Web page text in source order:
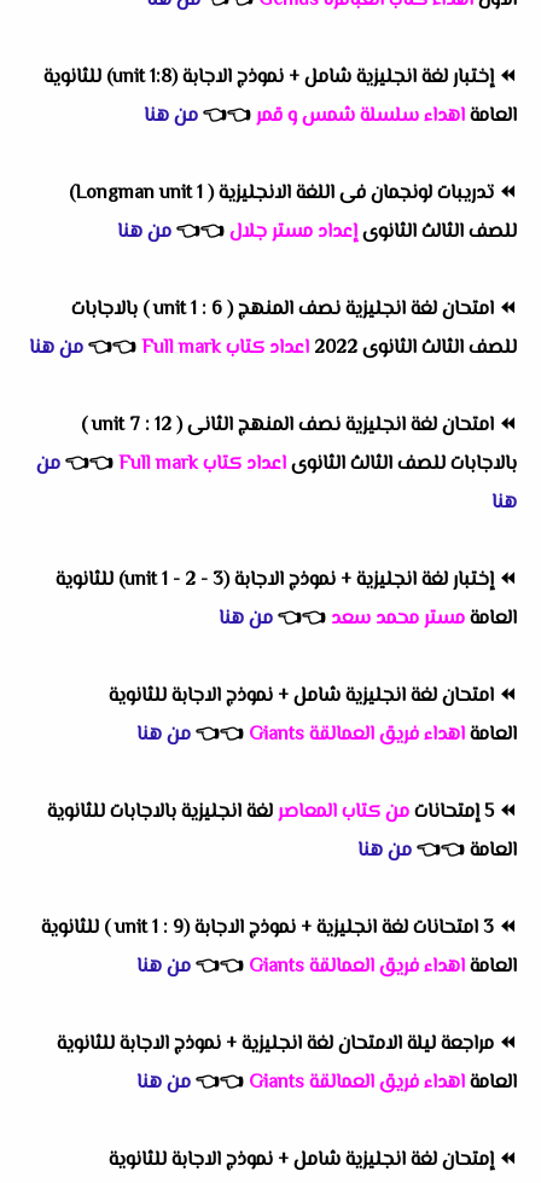
⏪
إختبار لغة انجليزية شامل + نموذج الاجابة (unit 1:8) للثانوية
العامةاهداء سلسلة شمس و قمر👈
👈من هنا
⏪
تدريبات لونجمان فى اللغة الانجليزية ( Longman unit 1)
للصف الثالث الثانوىإعداد مستر جلال👈
👈من هنا
⏪
امتحان لغة انجليزية نصف المنهج ( unit 1 : 6 ) بالاجابات
للصف الثالث الثانوى 2022
اعداد كتاب Full mark 👈
👈من هنا
⏪
امتحان لغة انجليزية نصف المنهج الثانى ( unit 7 : 12 )
بالاجابات للصف الثالث الثانوىاعداد كتاب Full mark 👈
👈من
هنا
⏪
إختبار لغة انجليزية + نموذج الاجابة (unit 1 - 2 - 3) للثانوية
العامةمستر محمد سعد 👈
👈من هنا
⏪ امتحان لغة انجليزية شامل + نموذج الاجابة للثانوية
العامةاهداء فريق العمالقة Giants 👈
👈من هنا
⏪5 إمتحانات من كتاب المعاصرلغة انجليزية بالاجابات للثانوية
العامة👈
👈من هنا
⏪
3 امتحانات لغة انجليزية + نموذج الاجابة (unit 1 : 9 ) للثانوية
العامةاهداء فريق العمالقة Giants 👈
👈من هنا
⏪ مراجعة ليلة الامتحان لغة انجليزية + نموذج الاجابة للثانوية
العامةاهداء فريق العمالقة Giants 👈
👈من هنا
⏪إمتحان لغة انجليزية شامل + نموذج الاجابة للثانوية